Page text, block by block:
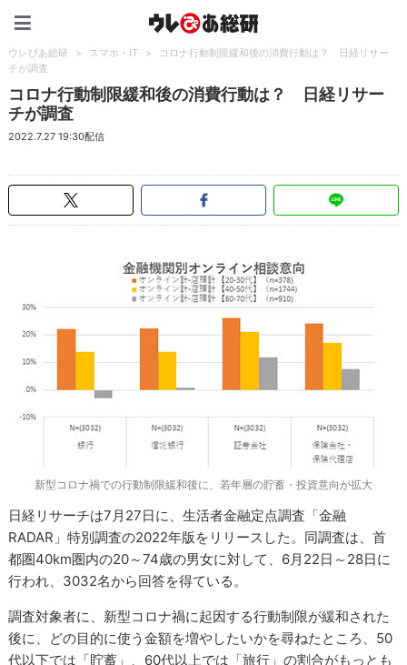
ウレぴあ総研 > スマホ・IT >
コロナ行動制限緩和後の消費行動は？ 日経リサー
チが調査
コロナ行動制限緩和後の消費行動は？ 日経リサー
チが調査
2022.7.27 19:30配信
新型コロナ禍での行動制限緩和後に、若年層の貯蓄・投資意向が拡大
日経リサーチは7月27日に、生活者金融定点調査「金融
RADAR」特別調査の2022年版をリリースした。同調査は、首
都圏40km圏内の20～74歳の男女に対して、6月22日～28日に
行われ、3032名から回答を得ている。
調査対象者に、新型コロナ禍に起因する行動制限が緩和された
後に、どの目的に使う金額を増やしたいかを尋ねたところ、50
代以下では「貯蓄」、60代以上では「旅行」の割合がもっとも